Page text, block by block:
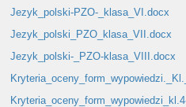
Jezyk_polski-PZO-_klasa_VI.docx
Jezyk_polski_PZO_klasa_VII.docx
Jezyk_polski-_PZO-klasa_VIII.docx